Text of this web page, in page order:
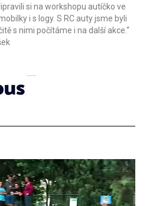
si na workshopu autíčko ve
i s logy. S RC auty jsme byli
s nimi počítáme i na další akce.“